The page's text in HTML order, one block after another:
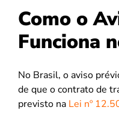
Como o
Funciona
No Brasil, o aviso
de que o contrato de
previsto na Lei nº